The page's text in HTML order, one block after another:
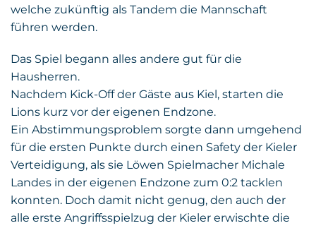
welche zukünftig als Tandem die Mannschaft
führen werden.
Das Spiel begann alles andere gut für die
Hausherren.
Nachdem Kick-Off der Gäste aus Kiel, starten die
Lions kurz vor der eigenen Endzone.
Ein Abstimmungsproblem sorgte dann umgehend
für die ersten Punkte durch einen Safety der Kieler
Verteidigung, als sie Löwen Spielmacher Michale
Landes in der eigenen Endzone zum 0:2 tacklen
konnten. Doch damit nicht genug, den auch der
alle erste Angriffsspielzug der Kieler erwischte die